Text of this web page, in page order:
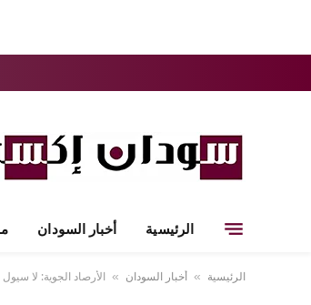
الرئيسية أخبار السودان
الرئيسية » أخبار السودان » الأرصاد الجوية: لا